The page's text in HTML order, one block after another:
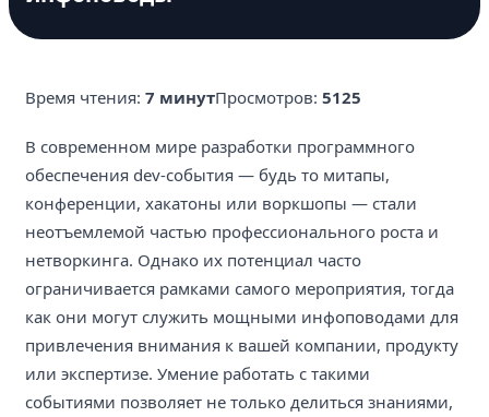
Время чтения: 7 минутПросмотров: 5125
В современном мире разработки программного
обеспечения dev-события — будь то митапы,
конференции, хакатоны или воркшопы — стали
неотъемлемой частью профессионального роста и
нетворкинга. Однако их потенциал часто
ограничивается рамками самого мероприятия, тогда
как они могут служить мощными инфоповодами для
привлечения внимания к вашей компании, продукту
или экспертизе. Умение работать с такими
событиями позволяет не только делиться знаниями,